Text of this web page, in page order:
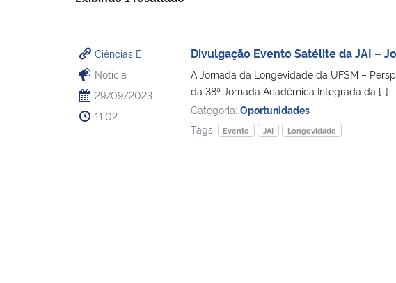
Ciências E
Notícia
29/09/2023
11:02
Divulgação Evento Satélite da JAI –
A Jornada da Longevidade da UFSM –
da 38ª Jornada Acadêmica Integrada da […]
Categoria: Oportunidades
Tags:
Evento JAI Longevidade